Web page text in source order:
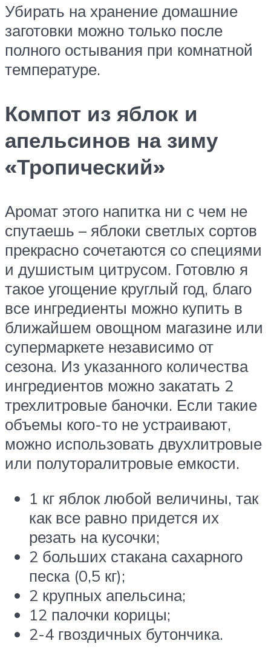
Убирать на хранение домашние
заготовки можно только после
полного остывания при комнатной
температуре.
Компот из яблок и
апельсинов на зиму
«Тропический»
Аромат этого напитка ни с чем не
спутаешь – яблоки светлых сортов
прекрасно сочетаются со специями
и душистым цитрусом. Готовлю я
такое угощение круглый год, благо
все ингредиенты можно купить в
ближайшем овощном магазине или
супермаркете независимо от
сезона. Из указанного количества
ингредиентов можно закатать 2
трехлитровые баночки. Если такие
объемы кого-то не устраивают,
можно использовать двухлитровые
или полуторалитровые емкости.
1 кг яблок любой величины, так
как все равно придется их
резать на кусочки;
2 больших стакана сахарного
песка (0,5 кг);
2 крупных апельсина;
12 палочки корицы;
2-4 гвоздичных бутончика.